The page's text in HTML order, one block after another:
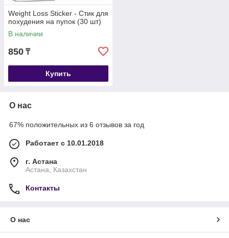
Weight Loss Sticker - Стик для
похудения на пупок (30 шт)
В наличии
850 ₸
Купить
О нас
67% положительных из 6 отзывов за год
Работает с 10.01.2018
г. Астана
Астана, Казахстан
Контакты
О нас